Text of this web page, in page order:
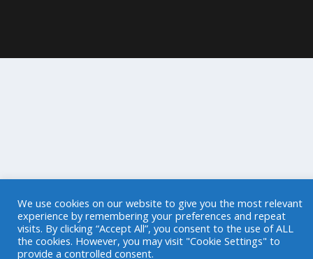
We use cookies on our website to give you the most relevant
experience by remembering your preferences and repeat
visits. By clicking “Accept All”, you consent to the use of ALL
the cookies. However, you may visit "Cookie Settings" to
provide a controlled consent.